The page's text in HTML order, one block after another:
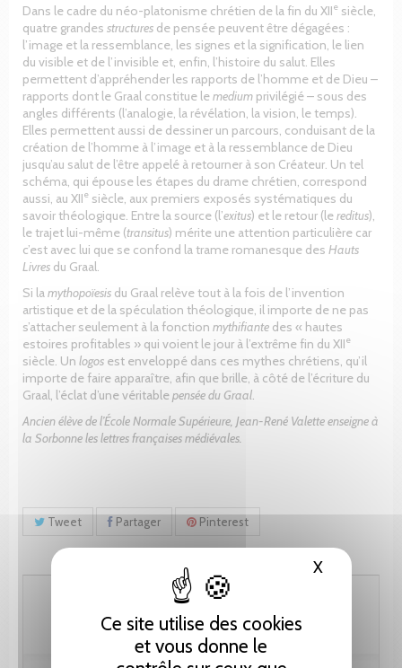
Ce site utilise des cookies
et vous donne le
XMasquer
Dans le cadre du néo-platonisme chrétien de la fin du XIIe siècle,
quatre grandes structures de pensée peuvent être dégagées :
l’image et la ressemblance, les signes et la signification, le lien
du visible et de l’invisible et, enfin, l’histoire du salut. Elles
permettent d’appréhender les rapports de l’homme et de Dieu –
rapports dont le Graal constitue lemedium privilégié – sous des
angles différents (l’analogie, la révélation, la vision, le temps).
Elles permettent aussi de dessiner un parcours, conduisant de la
création de l’homme à l’image et à la ressemblance de Dieu
jusqu’au salut de l’être appelé à retourner à son Créateur. Un tel
schéma, qui épouse les étapes du drame chrétien, correspond
aussi, au XIIe siècle, aux premiers exposés systématiques du
savoir théologique. Entre la source (l’exitus) et le retour (lereditus),
le trajet lui-même (transitus) mérite une attention particulière car
c’est avec lui que se confond la trame romanesque des Hauts
Livres du Graal.
Si la mythopoïesis du Graal relève tout à la fois de l’invention
artistique et de la spéculation théologique, il importe de ne pas
s’attacher seulement à la fonction mythifiante des « hautes
estoires profitables » qui voient le jour à l’extrême fin du XIIe
siècle. Un logos est enveloppé dans ces mythes chrétiens, qu’il
importe de faire apparaître, afin que brille, à côté de l’écriture du
Graal, l’éclat d’une véritablepensée du Graal
Ancien élève de l’École Normale Supérieure, Jean-René Valette enseigne à
la Sorbonne les lettres françaises médiévales.
Tweet Partager Pinterest
87.20 CHF